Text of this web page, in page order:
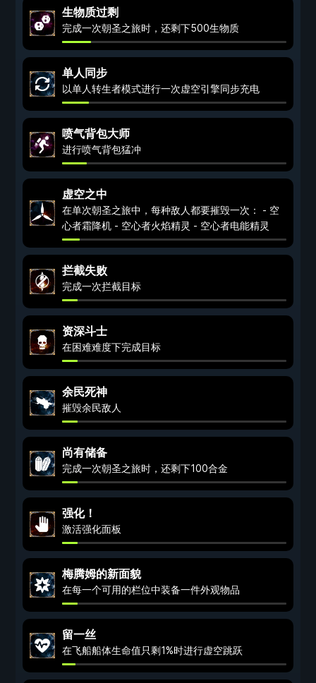
生物质过剩
完成一次朝圣之旅时，还剩下500生物质
单人同步
以单人转生者模式进行一次虚空引擎同步充电
喷气背包大师
进行喷气背包猛冲
虚空之中
在单次朝圣之旅中，每种敌人都要摧毁一次： - 空
心者霜降机 - 空心者火焰精灵 - 空心者电能精灵
拦截失败
完成一次拦截目标
资深斗士
在困难难度下完成目标
余民死神
摧毁余民敌人
尚有储备
完成一次朝圣之旅时，还剩下100合金
强化！
激活强化面板
梅腾姆的新面貌
在每一个可用的栏位中装备一件外观物品
留一丝
在飞船船体生命值只剩1%时进行虚空跳跃